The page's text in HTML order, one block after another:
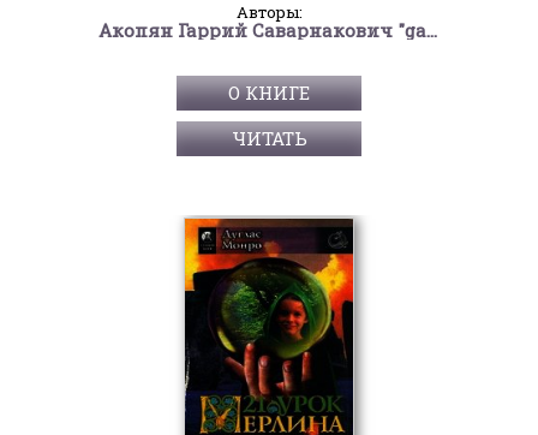
Авторы:
Акопян Гаррий Саварнакович "garri190263/Гарыныч"
О КНИГЕ
ЧИТАТЬ